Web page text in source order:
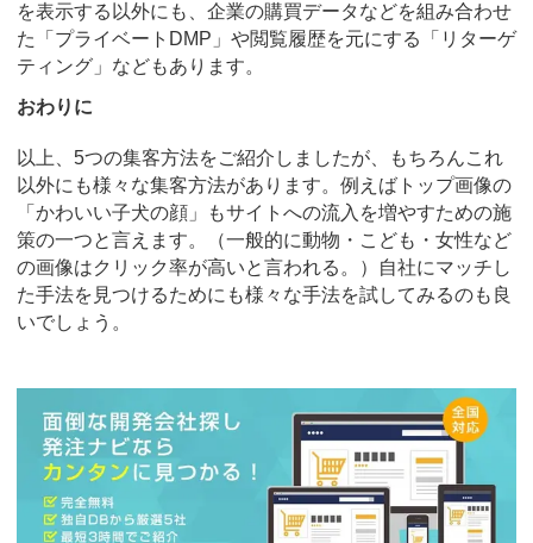
を表示する以外にも、企業の購買データなどを組み合わせ
た「プライベートDMP」や閲覧履歴を元にする「リターゲ
ティング」などもあります。
おわりに
以上、5つの集客方法をご紹介しましたが、もちろんこれ
以外にも様々な集客方法があります。例えばトップ画像の
「かわいい子犬の顔」もサイトへの流入を増やすための施
策の一つと言えます。（一般的に動物・こども・女性など
の画像はクリック率が高いと言われる。）自社にマッチし
た手法を見つけるためにも様々な手法を試してみるのも良
いでしょう。